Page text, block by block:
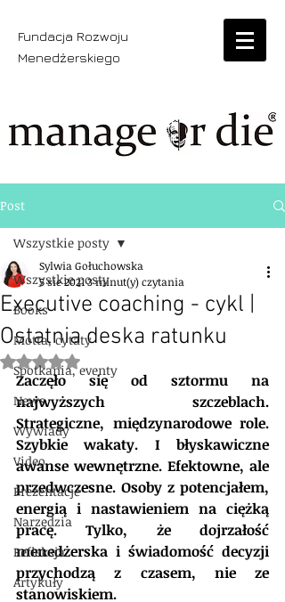
Fundacja Rozwoju
Menedżerskiego
Post
Wszystkie posty
Books
Motta, cytaty
Spotkania, eventy
News
Wywiady
Video
Prezentacje
Narzędzia
Refleksja
Artykuły
Wszystkie posty
Executive coaching - cykl |
Ostatnia deska ratunku
Sylwia Gołuchowska
5 sie 20213 minut(y) czytania
Oceniono na NaN z 5 gwiazdek.
Zaczęło się od sztormu na
najwyższych szczeblach.
Strategiczne, międzynarodowe role.
Szybkie wakaty. I błyskawiczne
awanse wewnętrzne. Efektowne, ale
przedwczesne. Osoby z potencjałem,
energią i nastawieniem na ciężką
pracę. Tylko, że dojrzałość
menedżerska i świadomość decyzji
przychodzą z czasem, nie ze
stanowiskiem.